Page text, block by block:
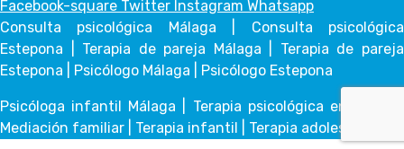
Facebook-square Twitter Instagram Whatsapp
Consulta psicológica Málaga | Consulta psicológica
Estepona | Terapia de pareja Málaga | Terapia de pareja
Estepona | Psicólogo Málaga | Psicólogo Estepona
Psicóloga infantil Málaga | Terapia psicológica en inglés |
Mediación familiar | Terapia infantil | Terapia adolescente